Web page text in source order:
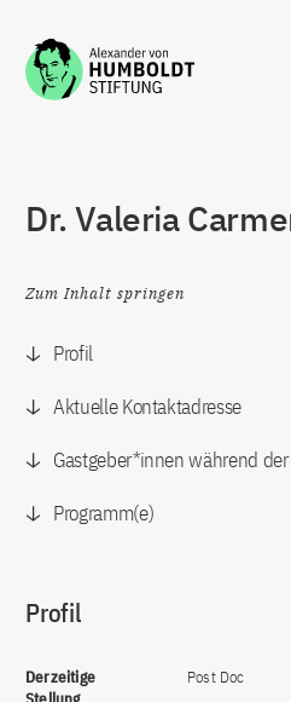
Zum Inhalt springen
Dr. Valeria
Zum Inhalt springen
Profil
Aktuelle Kontaktadresse
Gastgeber*innen während
Programm(e)
Profil
Derzeitige
Post Doc